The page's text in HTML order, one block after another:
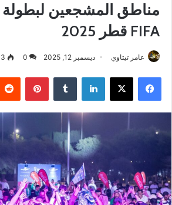
مناطق المشجعين
FIFA قطر 2025
عامر تيتاوي ديسمبر 12, 2025 0
فيسبوك ‫X لينكدإن